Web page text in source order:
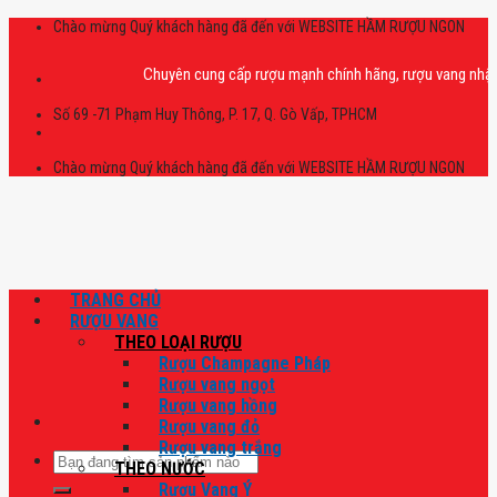
Skip
Chào mừng Quý khách hàng đã đến với WEBSITE HẦM RƯỢU NGON
Chuyên cung cấp rượu mạnh chính hãng, rượu vang nhập
Số 69 -71 Phạm Huy Thông, P. 17, Q. Gò Vấp, TPHCM
Chào mừng Quý khách hàng đã đến với WEBSITE HẦM RƯỢU NGON
Tìm
kiếm:
TRANG CHỦ
RƯỢU VANG
THEO LOẠI RƯỢU
Rượu Champagne Pháp
Rượu vang ngọt
Rượu vang hồng
Rượu vang đỏ
Rượu vang trắng
THEO NƯỚC
Rượu Vang Ý